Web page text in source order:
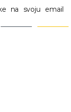
na svoju email